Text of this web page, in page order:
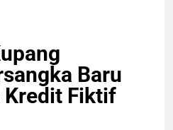
Baru
Kredit Fiktif